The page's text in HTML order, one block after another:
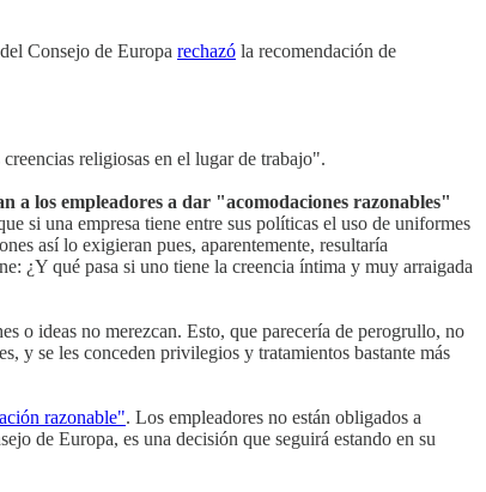
Consejo de Europa rechazó la recomendación de
religiosas en el lugar de trabajo".
a los empleadores a dar "acomodaciones razonables"
si una empresa tiene entre sus políticas el uso de uniformes
así lo exigieran pues, aparentemente, resultaría
¿Y qué pasa si uno tiene la creencia íntima y muy arraigada
o ideas no merezcan. Esto, que parecería de perogrullo, no
y se les conceden privilegios y tratamientos bastante más
razonable". Los empleadores no están obligados a
de Europa, es una decisión que seguirá estando en su